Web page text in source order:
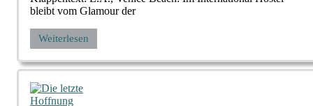
bleibt vom Glamour der
Weiterlesen